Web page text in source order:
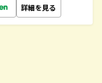
詳細を見る